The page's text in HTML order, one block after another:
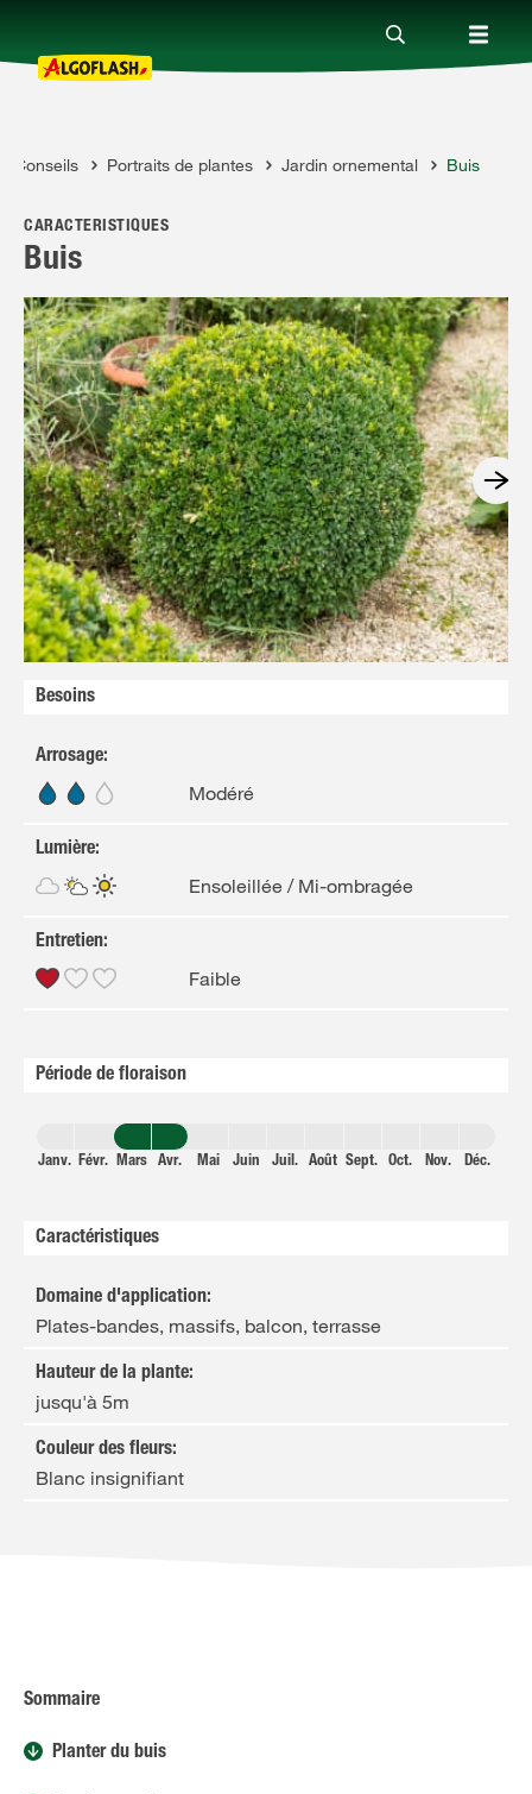
Nos produits
Conseils
Thèmes
Qui sommes-nous ?
Promotions
Conseils Portraits de plantes Jardin ornemental Buis
CARACTÉRISTIQUES
Buis
Besoins
Arrosage:
Modéré
Lumière:
Ensoleillée / Mi-ombragée
Entretien:
Faible
Période de floraison
Janv. Févr. Mars Avr. Mai Juin Juil. Août Sept. Oct. Nov. Déc.
Caractéristiques
Domaine d'application:
Plates-bandes, massifs, balcon, terrasse
Hauteur de la plante:
jusqu'à 5m
Couleur des fleurs:
Blanc insignifiant
Sommaire
Planter du buis